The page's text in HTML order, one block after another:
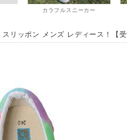
カラフルスニーカー
リッポン メンズ レディース！【受